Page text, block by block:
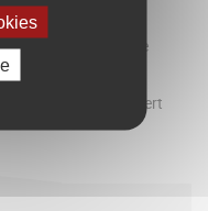
en Patrimoine
Mines d’Albi
SAS Chêne Vert